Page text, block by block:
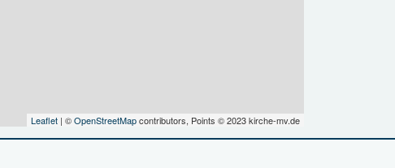
Leaflet| ©OpenStreetMapcontributors, Points © 2023 kirche-mv.de